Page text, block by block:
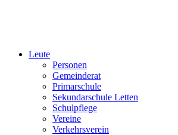
Leute
Personen
Gemeinderat
Primarschule
Sekundarschule Letten
Schulpflege
Vereine
Verkehrsverein